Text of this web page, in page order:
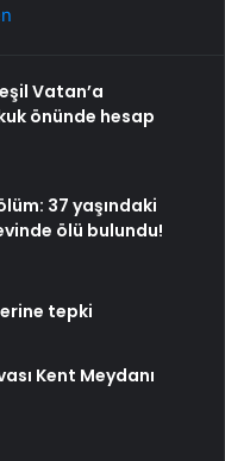
Vatan’a
önünde hesap
37 yaşındaki
ölü bulundu!
tepki
Kent Meydanı